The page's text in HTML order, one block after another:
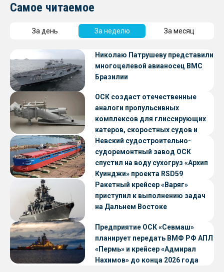
Самое читаемое
За день За неделю За месяц
Николаю Патрушеву представили
многоцелевой авианосец ВМС
Бразилии
ОСК создаст отечественные
аналоги пропульсивных
комплексов для глиссирующих
катеров, скоростных судов и
судов с малой осадкой
Невский судостроительно-
судоремонтный завод ОСК
спустил на воду сухогруз «Архип
Куинджи» проекта RSD59
Ракетный крейсер «Варяг»
приступил к выполнению задач
на Дальнем Востоке
Предприятие ОСК «Севмаш»
планирует передать ВМФ РФ АПЛ
«Пермь» и крейсер «Адмирал
Нахимов» до конца 2026 года